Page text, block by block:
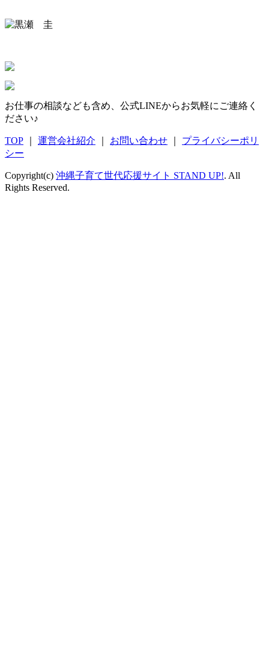
お仕事の相談なども含め、公式LINEからお気軽にご連絡く
ださい♪
TOP 運営会社紹介 お問い合わせ
プライバシーポリ
シー
Copyright(c) 沖縄子育て世代応援サイト STAND UP!. All
Rights Reserved.